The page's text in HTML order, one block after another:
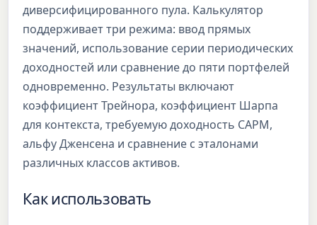
диверсифицированного пула. Калькулятор
поддерживает три режима: ввод прямых
значений, использование серии периодических
доходностей или сравнение до пяти портфелей
одновременно. Результаты включают
коэффициент Трейнора, коэффициент Шарпа
для контекста, требуемую доходность CAPM,
альфу Дженсена и сравнение с эталонами
различных классов активов.
Как использовать